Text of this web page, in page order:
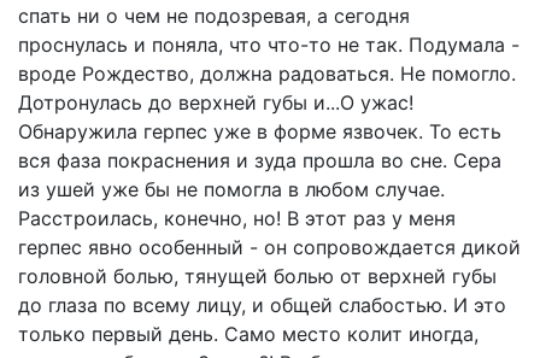
спать ни о чем не подозревая, а сегодня
проснулась и поняла, что что-то не так. Подумала -
вроде Рождество, должна радоваться. Не помогло.
Дотронулась до верхней губы и...О ужас!
Обнаружила герпес уже в форме язвочек. То есть
вся фаза покраснения и зуда прошла во сне. Сера
из ушей уже бы не помогла в любом случае.
Расстроилась, конечно, но! В этот раз у меня
герпес явно особенный - он сопровождается дикой
головной болью, тянущей болью от верхней губы
до глаза по всему лицу, и общей слабостью. И это
только первый день. Само место колит иногда,